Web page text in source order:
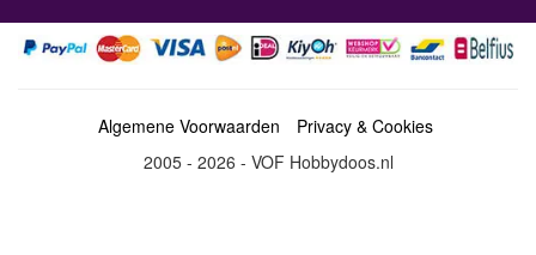
Algemene Voorwaarden
Privacy & Cookies
2005 - 2026 - VOF Hobbydoos.nl